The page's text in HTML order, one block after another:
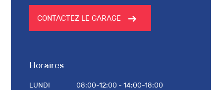
CONTACTEZ LE GARAGE
Horaires
LUNDI
08:00-12:00 - 14:00-18:00